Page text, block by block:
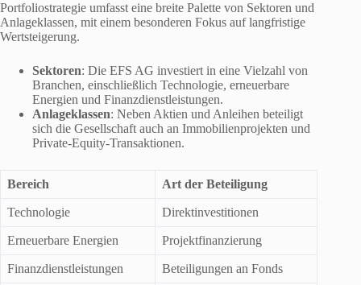
Portfoliostrategie umfasst eine breite Palette von Sektoren und
Anlageklassen, mit einem besonderen Fokus auf langfristige
Wertsteigerung.
Sektoren: Die EFS AG investiert in eine Vielzahl von
Branchen, einschließlich Technologie, erneuerbare
Energien und Finanzdienstleistungen.
Anlageklassen: Neben Aktien und Anleihen beteiligt
sich die Gesellschaft auch an Immobilienprojekten und
Private-Equity-Transaktionen.
Bereich Art der Beteiligung
Technologie Direktinvestitionen
Erneuerbare Energien Projektfinanzierung
Finanzdienstleistungen Beteiligungen an Fonds